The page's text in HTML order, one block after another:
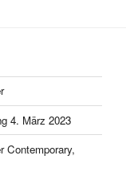
4. März 2023
Contemporary,